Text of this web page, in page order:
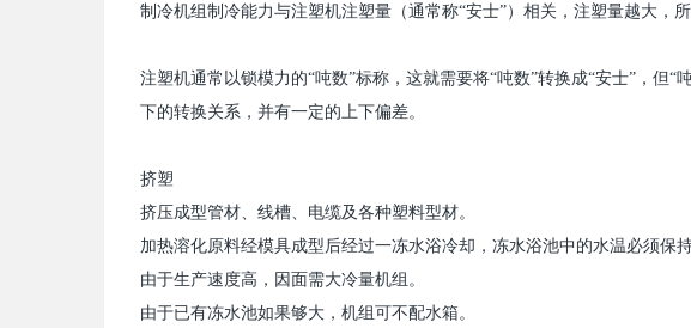
制冷机组制冷能力与注塑机注塑量（通常称“安士”）相关，注塑量越大，所
注塑机通常以锁模力的“吨数”标称，这就需要将“吨数”转换成“安士”，但
下的转换关系，并有一定的上下偏差。
挤塑
挤压成型管材、线槽、电缆及各种塑料型材。
加热溶化原料经模具成型后经过一冻水浴冷却，冻水浴池中的水温必须保持
由于生产速度高，因面需大冷量机组。
由于已有冻水池如果够大，机组可不配水箱。